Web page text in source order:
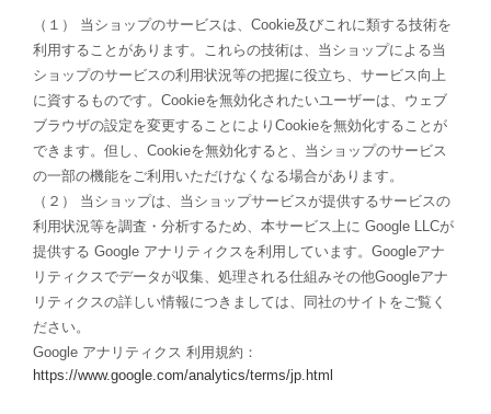
（１） 当ショップのサービスは、Cookie及びこれに類する技術を
利用することがあります。これらの技術は、当ショップによる当
ショップのサービスの利用状況等の把握に役立ち、サービス向上
に資するものです。Cookieを無効化されたいユーザーは、ウェブ
ブラウザの設定を変更することによりCookieを無効化することが
できます。但し、Cookieを無効化すると、当ショップのサービス
の一部の機能をご利用いただけなくなる場合があります。
（２） 当ショップは、当ショップサービスが提供するサービスの
利用状況等を調査・分析するため、本サービス上に Google LLCが
提供する Google アナリティクスを利用しています。Googleアナ
リティクスでデータが収集、処理される仕組みその他Googleアナ
リティクスの詳しい情報につきましては、同社のサイトをご覧く
ださい。
Google アナリティクス 利用規約：
https://www.google.com/analytics/terms/jp.html